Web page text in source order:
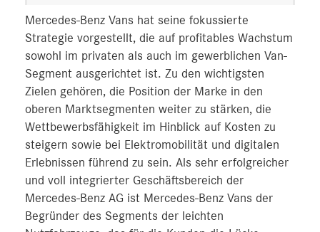
Mercedes‑Benz Vans hat seine fokussierte
Strategie vorgestellt, die auf profitables Wachstum
sowohl im privaten als auch im gewerblichen Van-
Segment ausgerichtet ist. Zu den wichtigsten
Zielen gehören, die Position der Marke in den
oberen Marktsegmenten weiter zu stärken, die
Wettbewerbsfähigkeit im Hinblick auf Kosten zu
steigern sowie bei Elektromobilität und digitalen
Erlebnissen führend zu sein. Als sehr erfolgreicher
und voll integrierter Geschäftsbereich der
Mercedes‑Benz AG ist Mercedes‑Benz Vans der
Begründer des Segments der leichten